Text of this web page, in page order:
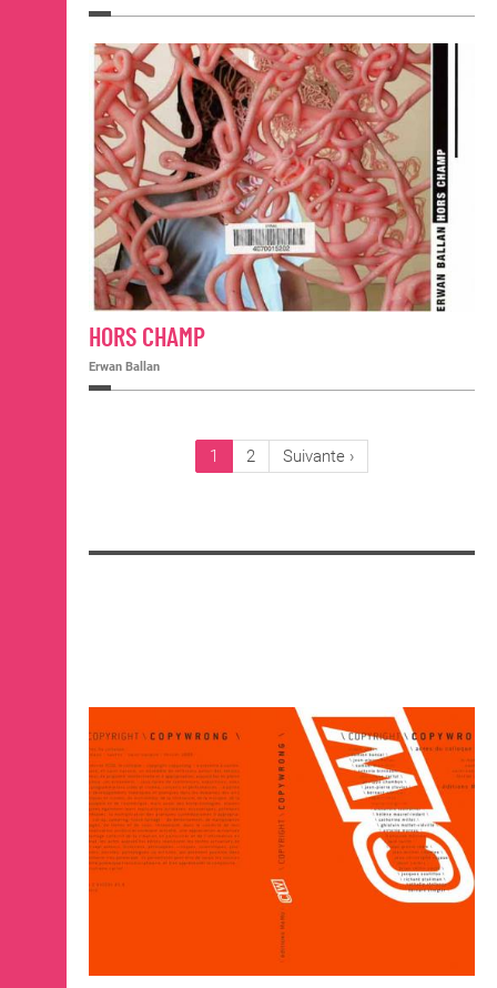
HORS CHAMP
Erwan Ballan
Page
courante
1 Page
2
Page
suivante
Suivante ›